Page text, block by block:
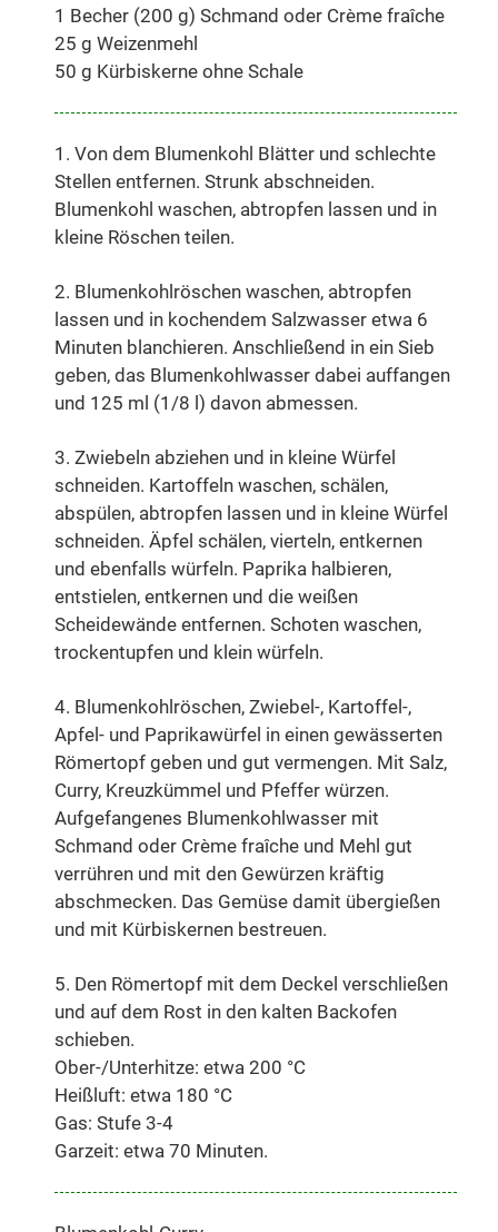
1 Becher (200 g) Schmand oder Crème fraîche
25 g Weizenmehl
50 g Kürbiskerne ohne Schale
1. Von dem Blumenkohl Blätter und schlechte
Stellen entfernen. Strunk abschneiden.
Blumenkohl waschen, abtropfen lassen und in
kleine Röschen teilen.
2. Blumenkohlröschen waschen, abtropfen
lassen und in kochendem Salzwasser etwa 6
Minuten blanchieren. Anschließend in ein Sieb
geben, das Blumenkohlwasser dabei auffangen
und 125 ml (1/8 l) davon abmessen.
3. Zwiebeln abziehen und in kleine Würfel
schneiden. Kartoffeln waschen, schälen,
abspülen, abtropfen lassen und in kleine Würfel
schneiden. Äpfel schälen, vierteln, entkernen
und ebenfalls würfeln. Paprika halbieren,
entstielen, entkernen und die weißen
Scheidewände entfernen. Schoten waschen,
trockentupfen und klein würfeln.
4. Blumenkohlröschen, Zwiebel-, Kartoffel-,
Apfel- und Paprikawürfel in einen gewässerten
Römertopf geben und gut vermengen. Mit Salz,
Curry, Kreuzkümmel und Pfeffer würzen.
Aufgefangenes Blumenkohlwasser mit
Schmand oder Crème fraîche und Mehl gut
verrühren und mit den Gewürzen kräftig
abschmecken. Das Gemüse damit übergießen
und mit Kürbiskernen bestreuen.
5. Den Römertopf mit dem Deckel verschließen
und auf dem Rost in den kalten Backofen
schieben.
Ober-/Unterhitze: etwa 200 °C
Heißluft: etwa 180 °C
Gas: Stufe 3-4
Garzeit: etwa 70 Minuten.